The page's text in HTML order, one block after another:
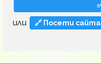
или 🔗 Посети сайта